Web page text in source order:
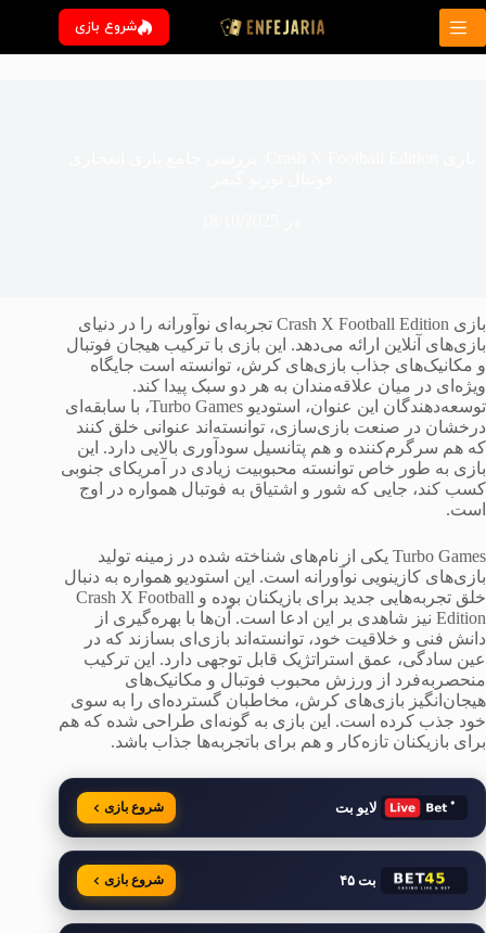
پرش
محتوا
شروع بازی
بازی Crash X Football Edition تجربه‌ای نوآورانه را در دنیای
بازی‌های آنلاین ارائه می‌دهد. این بازی با ترکیب هیجان فوتبال
و مکانیک‌های جذاب بازی‌های کرش، توانسته است جایگاه
ویژه‌ای در میان علاقه‌مندان به هر دو سبک پیدا کند.
توسعه‌دهندگان این عنوان، استودیو Turbo Games، با سابقه‌ای
درخشان در صنعت بازی‌سازی، توانسته‌اند عنوانی خلق کنند
که هم سرگرم‌کننده و هم پتانسیل سودآوری بالایی دارد. این
بازی به طور خاص توانسته محبوبیت زیادی در آمریکای جنوبی
کسب کند، جایی که شور و اشتیاق به فوتبال همواره در اوج
است.
Turbo Games یکی از نام‌های شناخته شده در زمینه تولید
بازی‌های کازینویی نوآورانه است. این استودیو همواره به دنبال
خلق تجربه‌هایی جدید برای بازیکنان بوده و Crash X Football
Edition نیز شاهدی بر این ادعا است. آن‌ها با بهره‌گیری از
دانش فنی و خلاقیت خود، توانسته‌اند بازی‌ای بسازند که در
عین سادگی، عمق استراتژیک قابل توجهی دارد. این ترکیب
منحصربه‌فرد از ورزش محبوب فوتبال و مکانیک‌های
هیجان‌انگیز بازی‌های کرش، مخاطبان گسترده‌ای را به سوی
خود جذب کرده است. این بازی به گونه‌ای طراحی شده که هم
برای بازیکنان تازه‌کار و هم برای باتجربه‌ها جذاب باشد.
لایو بت شروع بازی
بت ۴۵ شروع بازی